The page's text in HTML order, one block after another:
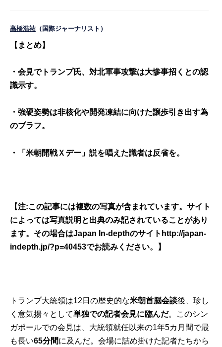
高橋浩祐（国際ジャーナリスト）
【まとめ】
・会見でトランプ氏、対北軍事攻撃は大惨事招くとの認
識示す。
・強硬姿勢は非核化や開発凍結に向けた譲歩引き出す為
のブラフ。
・ 「米朝開戦Ｘデー」説を唱えた識者は反省を。
【注:この記事には複数の写真が含まれています。サイト
によっては写真説明と出典のみ記されていることがあり
ます。その場合はJapan In-depthのサイト http://japan-
indepth.jp/?p=40453でお読みください。】
トランプ大統領は12日の歴史的な米朝首脳会談後、珍し
く意気揚々として単独での記者会見に臨んだ。このシン
ガポールでの会見は、大統領就任以来の1年5カ月間で最
も長い65分間に及んだ。会場に詰め掛けた記者たちから